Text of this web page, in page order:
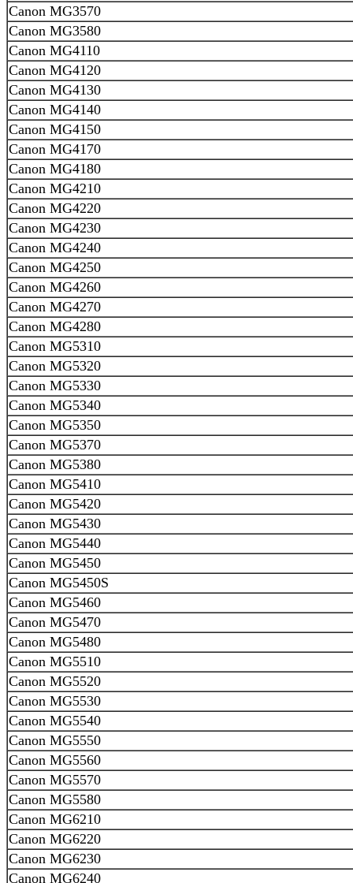
Canon MG3570
Canon MG3580
Canon MG4110
Canon MG4120
Canon MG4130
Canon MG4140
Canon MG4150
Canon MG4170
Canon MG4180
Canon MG4210
Canon MG4220
Canon MG4230
Canon MG4240
Canon MG4250
Canon MG4260
Canon MG4270
Canon MG4280
Canon MG5310
Canon MG5320
Canon MG5330
Canon MG5340
Canon MG5350
Canon MG5370
Canon MG5380
Canon MG5410
Canon MG5420
Canon MG5430
Canon MG5440
Canon MG5450
Canon MG5450S
Canon MG5460
Canon MG5470
Canon MG5480
Canon MG5510
Canon MG5520
Canon MG5530
Canon MG5540
Canon MG5550
Canon MG5560
Canon MG5570
Canon MG5580
Canon MG6210
Canon MG6220
Canon MG6230
Canon MG6240